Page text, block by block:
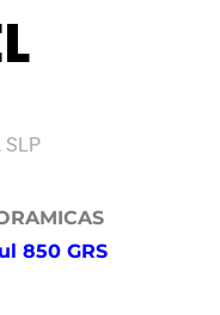
SLP
850 GRS